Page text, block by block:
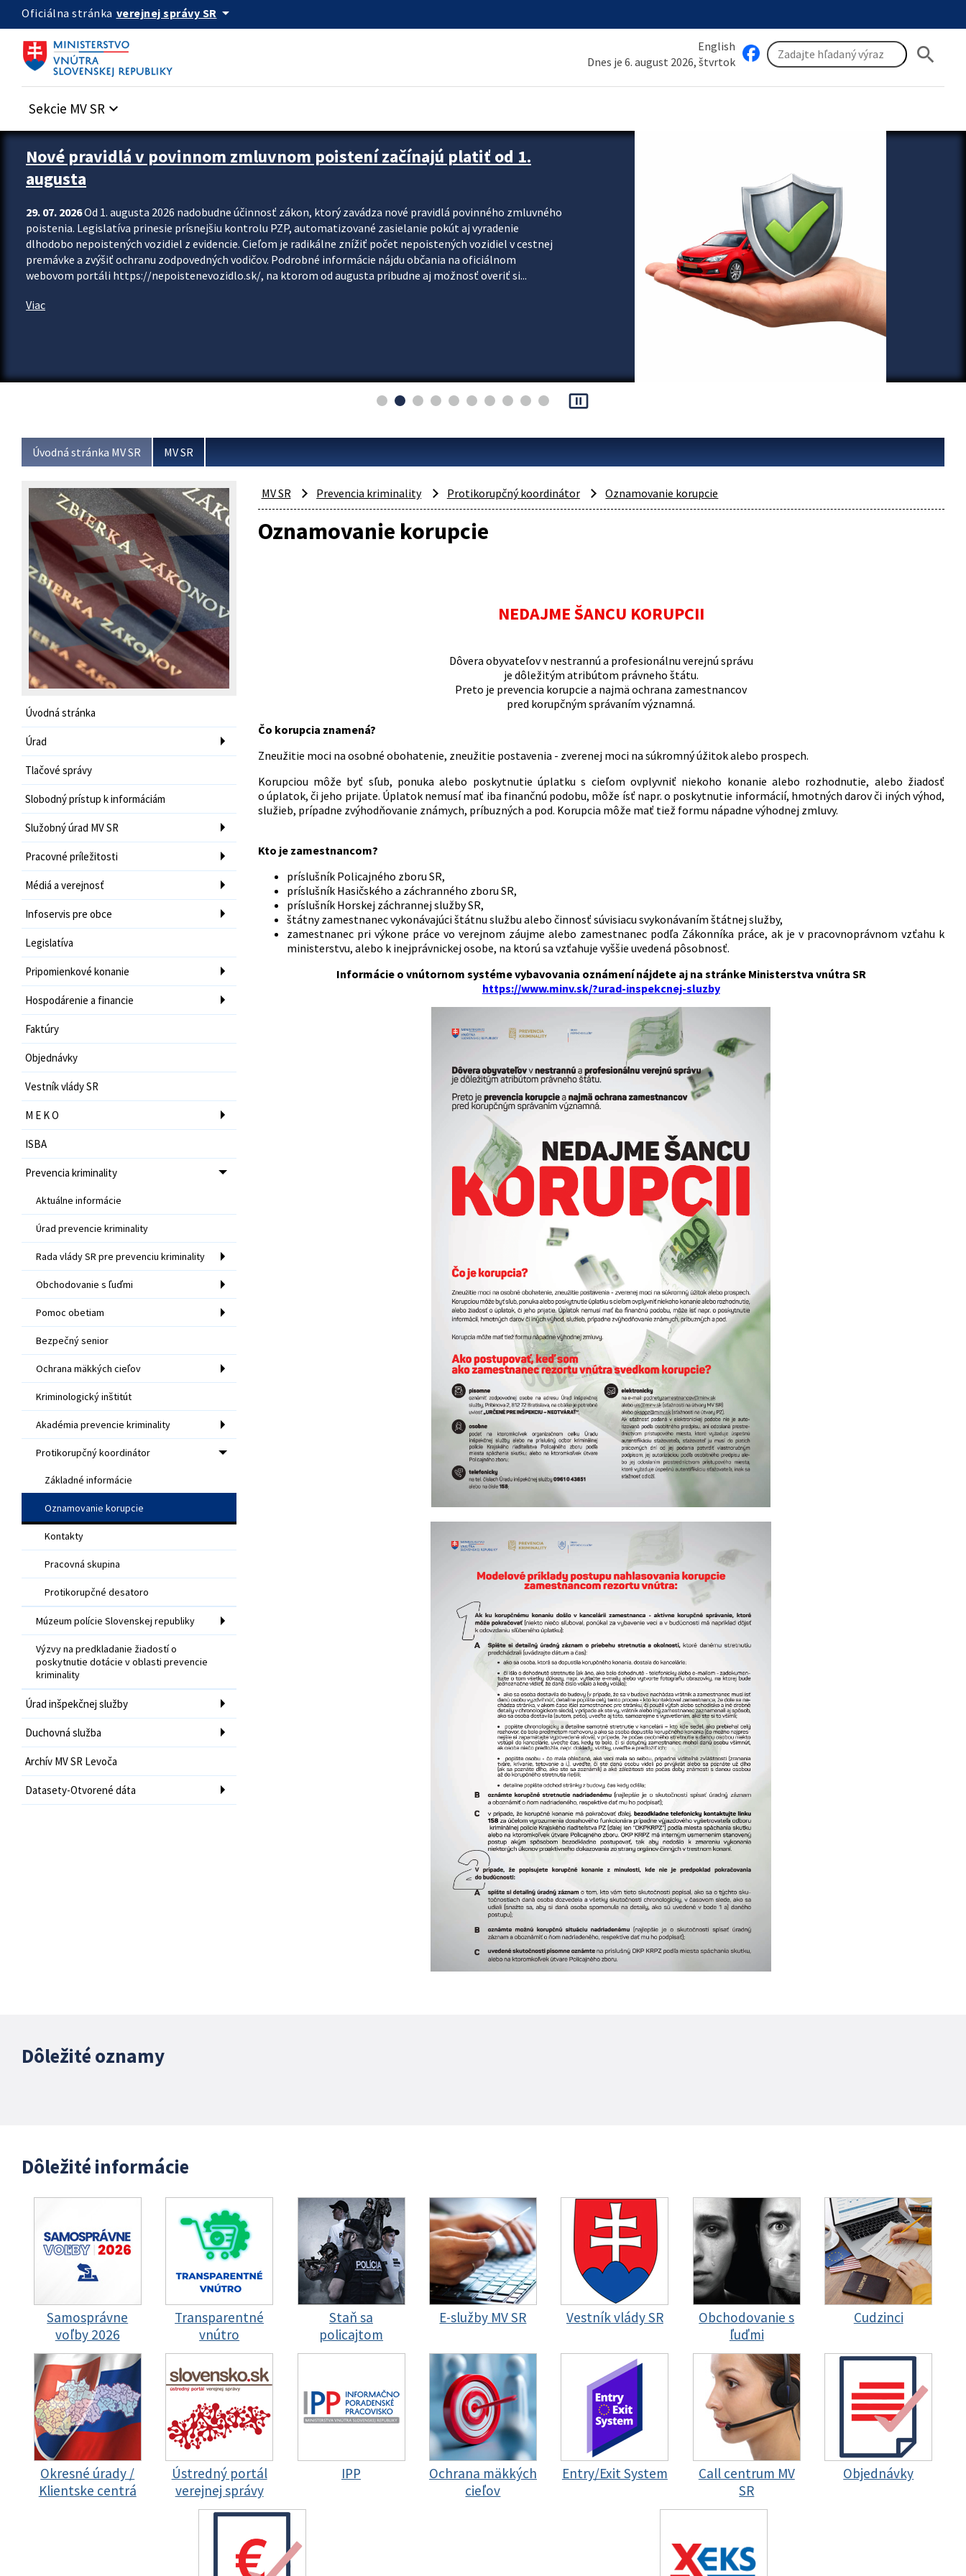
Preskocit na hlavný obsah
Oficiálna stránka verejnej správy SR arrow_drop_down
English
Dnes je 6. august 2026, štvrtok
search
Sekcie MV SR keyboard_arrow_down
Zastavit automatický posun upútavok
Nové pravidlá v povinnom zmluvnom poistení začínajú platiť od 1.
augusta
29. 07. 2026Od 1. augusta 2026 nadobudne účinnosť zákon, ktorý zavádza nové pravidlá povinného zmluvného
poistenia. Legislatíva prinesie prísnejšiu kontrolu PZP, automatizované zasielanie pokút aj vyradenie
dlhodobo nepoistených vozidiel z evidencie. Cieľom je radikálne znížiť počet nepoistených vozidiel v cestnej
premávke a zvýšiť ochranu zodpovedných vodičov. Podrobné informácie nájdu občania na oficiálnom
webovom portáli https://nepoistenevozidlo.sk/, na ktorom od augusta pribudne aj možnosť overiť si...
Viac
pause_presentation
Úvodná stránka MV SR MV SR
Úvodná stránka
Úrad
Tlačové správy
Slobodný prístup k informáciám
Služobný úrad MV SR
Pracovné príležitosti
Médiá a verejnosť
Infoservis pre obce
Legislatíva
Pripomienkové konanie
Hospodárenie a financie
Faktúry
Objednávky
Vestník vlády SR
M E K O
ISBA
Prevencia kriminality
Aktuálne informácie
Úrad prevencie kriminality
Rada vlády SR pre prevenciu kriminality
Obchodovanie s ľuďmi
Pomoc obetiam
Bezpečný senior
Ochrana mäkkých cieľov
Kriminologický inštitút
Akadémia prevencie kriminality
Protikorupčný koordinátor
Základné informácie
Oznamovanie korupcie
Kontakty
Pracovná skupina
Protikorupčné desatoro
Múzeum polície Slovenskej republiky
Výzvy na predkladanie žiadostí o
poskytnutie dotácie v oblasti prevencie
kriminality
Úrad inšpekčnej služby
Duchovná služba
Archív MV SR Levoča
Datasety-Otvorené dáta
MV SR Prevencia kriminality Protikorupčný koordinátor Oznamovanie korupcie
Oznamovanie korupcie
NEDAJME ŠANCU KORUPCII
Dôvera obyvateľov v nestrannú a profesionálnu verejnú správu
je dôležitým atribútom právneho štátu.
Preto je prevencia korupcie a najmä ochrana zamestnancov
pred korupčným správaním významná.
Čo korupcia znamená?
Zneužitie moci na osobné obohatenie, zneužitie postavenia - zverenej moci na súkromný úžitok alebo prospech.
Korupciou môže byť sľub, ponuka alebo poskytnutie úplatku s cieľom ovplyvniť niekoho konanie alebo rozhodnutie, alebo žiadosť
o úplatok, či jeho prijate. Úplatok nemusí mať iba finančnú podobu, môže ísť napr. o poskytnutie informácií, hmotných darov či iných výhod,
služieb, prípadne zvýhodňovanie známych, príbuzných a pod. Korupcia môže mať tiež formu nápadne výhodnej zmluvy.
Kto je zamestnancom?
príslušník Policajného zboru SR,
príslušník Hasičského a záchranného zboru SR,
príslušník Horskej záchrannej služby SR,
štátny zamestnanec vykonávajúci štátnu službu alebo činnosť súvisiacu svykonávaním štátnej služby,
zamestnanec pri výkone práce vo verejnom záujme alebo zamestnanec podľa Zákonníka práce, ak je v pracovnoprávnom vzťahu k
ministerstvu, alebo k inejprávnickej osobe, na ktorú sa vzťahuje vyššie uvedená pôsobnosť.
Informácie o vnútornom systéme vybavovania oznámení nájdete aj na stránke Ministerstva vnútra SR
https://www.minv.sk/?urad-inspekcnej-sluzby
Dôležité oznamy
Dôležité informácie
Samosprávne
voľby 2026
Transparentné
vnútro
Staň sa
policajtom
E-služby MV SR Vestník vlády SR
Obchodovanie s
ľuďmi
Cudzinci
Okresné úrady /
Klientske centrá
Ústredný portál
verejnej správy
IPP
Ochrana mäkkých
cieľov
Entry/Exit System
Call centrum MV
SR
Objednávky